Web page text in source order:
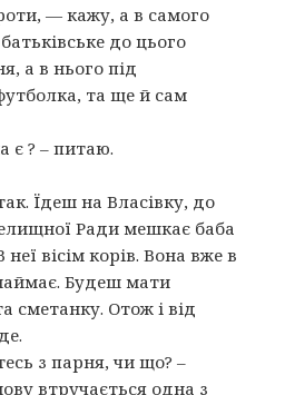
— кажу, а в самого
до цього
а в нього під
та ще й сам
є ? – питаю.
Їдеш на Власівку, до
Ради мешкає баба
неї вісім корів. Вона вже в
Будеш мати
сметанку. Отож і від
з парня, чи що? –
втручається одна з